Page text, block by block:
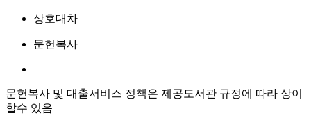
상호대차
문헌복사
문헌복사 및 대출서비스 정책은 제공도서관 규정에 따라 상이
할수 있음